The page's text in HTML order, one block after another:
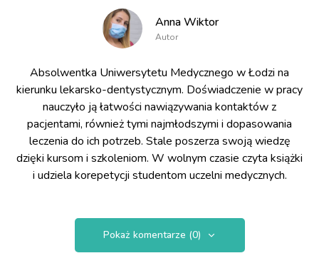
Anna Wiktor
Autor
Absolwentka Uniwersytetu Medycznego w Łodzi na
kierunku lekarsko-dentystycznym. Doświadczenie w pracy
nauczyło ją łatwości nawiązywania kontaktów z
pacjentami, również tymi najmłodszymi i dopasowania
leczenia do ich potrzeb. Stale poszerza swoją wiedzę
dzięki kursom i szkoleniom. W wolnym czasie czyta książki
i udziela korepetycji studentom uczelni medycznych.
Pokaż komentarze (0)